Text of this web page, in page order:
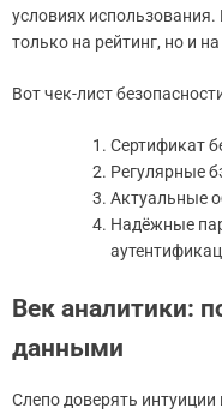
условиях использования.
только на рейтинг, но и
Вот чек-лист
Сертификат
Регулярные
Актуальные
Надёжные
Век аналитики:
данными
Слепо доверять